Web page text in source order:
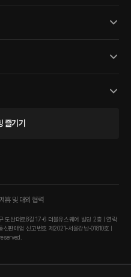
즐기기
제휴 및 대외 협력
도산대로8길 17-6 더블유스퀘어 빌딩 2층 | 연락
판매업 신고번호 제2021-서울강남-01810호 |